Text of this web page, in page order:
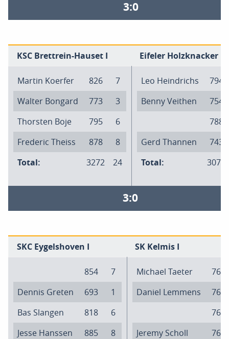
3:0
KSC Brettrein-Hauset I Eifeler Holzknacker I
Martin Koerfer 826
7
Walter Bongard
773
3
Thorsten Boje
795
6
Frederic Theiss
878
8
Total:
3272 24
Leo Heindrichs
794
Benny Veithen
754
788
Gerd Thannen
743
Total:
3079
3:0
SKC Eygelshoven I SK Kelmis I
854
7
Dennis Greten
693
1
Bas Slangen
818
6
Jesse Hanssen
885
8
Michael Taeter
760
Daniel Lemmens
761
760
Jeremy Scholl
765